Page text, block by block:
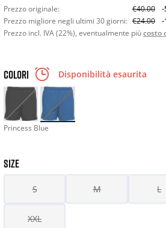
Prezzo originale: €40.00
-
Prezzo migliore negli ultimi 30 giorni: €24.00
-
Prezzo incl. IVA (22%), eventualmente piùcosto
COLORI Disponibilità esaurita
Princess Blue
SIZE
S M L
XXL